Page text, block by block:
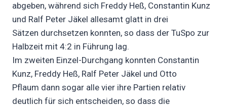
abgeben, während sich Freddy Heß, Constantin Kunz
und Ralf Peter Jäkel allesamt glatt in drei
Sätzen durchsetzen konnten, so dass der TuSpo zur
Halbzeit mit 4:2 in Führung lag.
Im zweiten Einzel-Durchgang konnten Constantin
Kunz, Freddy Heß, Ralf Peter Jäkel und Otto
Pflaum dann sogar alle vier ihre Partien relativ
deutlich für sich entscheiden, so dass die